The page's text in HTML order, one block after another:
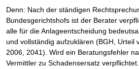
Denn: Nach der ständigen
Bundesgerichtshofs ist der Berater
alle für die Anlageentscheidung
und vollständig aufzuklären (BGH, Urteil
2006, 2041). Wird ein Beratungsfehler
Vermittler zu Schadensersatz